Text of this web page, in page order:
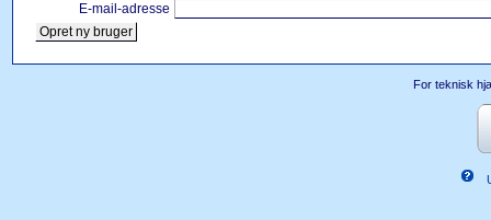
E-mail-adresse
For teknisk